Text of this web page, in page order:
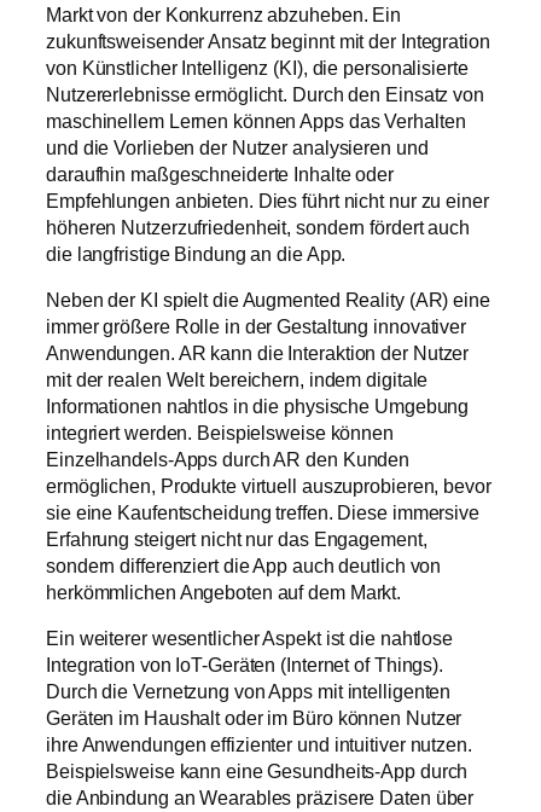
Markt von der Konkurrenz abzuheben. Ein
zukunftsweisender Ansatz beginnt mit der Integration
von Künstlicher Intelligenz (KI), die personalisierte
Nutzererlebnisse ermöglicht. Durch den Einsatz von
maschinellem Lernen können Apps das Verhalten
und die Vorlieben der Nutzer analysieren und
daraufhin maßgeschneiderte Inhalte oder
Empfehlungen anbieten. Dies führt nicht nur zu einer
höheren Nutzerzufriedenheit, sondern fördert auch
die langfristige Bindung an die App.
Neben der KI spielt die Augmented Reality (AR) eine
immer größere Rolle in der Gestaltung innovativer
Anwendungen. AR kann die Interaktion der Nutzer
mit der realen Welt bereichern, indem digitale
Informationen nahtlos in die physische Umgebung
integriert werden. Beispielsweise können
Einzelhandels-Apps durch AR den Kunden
ermöglichen, Produkte virtuell auszuprobieren, bevor
sie eine Kaufentscheidung treffen. Diese immersive
Erfahrung steigert nicht nur das Engagement,
sondern differenziert die App auch deutlich von
herkömmlichen Angeboten auf dem Markt.
Ein weiterer wesentlicher Aspekt ist die nahtlose
Integration von IoT-Geräten (Internet of Things).
Durch die Vernetzung von Apps mit intelligenten
Geräten im Haushalt oder im Büro können Nutzer
ihre Anwendungen effizienter und intuitiver nutzen.
Beispielsweise kann eine Gesundheits-App durch
die Anbindung an Wearables präzisere Daten über